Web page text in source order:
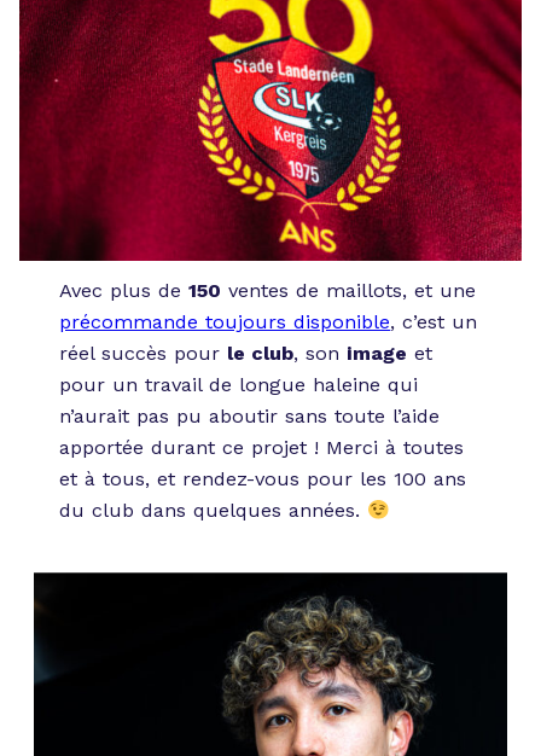
Avec plus de150 ventes de maillots, et une
précommande toujours disponible, c’est un
réel succès pour le club, son image et
pour un travail de longue haleine qui
n’aurait pas pu aboutir sans toute l’aide
apportée durant ce projet ! Merci à toutes
et à tous, et rendez-vous pour les 100 ans
du club dans quelques années.